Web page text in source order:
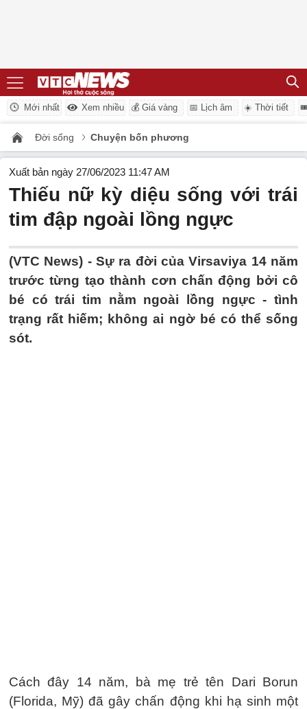
Mới nhất Xem nhiều 💰 Giá vàng 📅 Lịch âm ☀️ Thời tiết
Đời sống Chuyện bốn phương
Xuất bản ngày 27/06/2023 11:47 AM
Thiếu nữ kỳ diệu sống với trái
tim đập ngoài lồng ngực
(VTC News) - Sự ra đời của Virsaviya 14 năm
trước từng tạo thành cơn chấn động bởi cô
bé có trái tim nằm ngoài lồng ngực - tình
trạng rất hiếm; không ai ngờ bé có thể sống
sót.
Cách đây 14 năm, bà mẹ trẻ tên Dari Borun
(Florida, Mỹ) đã gây chấn động khi hạ sinh một